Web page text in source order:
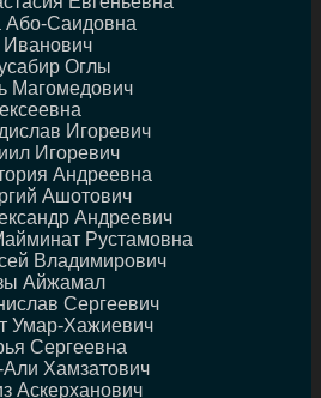
Або-Саидовна
Оглы
Магомедович
Игоревич
Игоревич
Андреевна
Ашотович
Андреевич
Рустамовна
Владимирович
Айжамал
Сергеевич
Умар-Хажиевич
Сергеевна
Хамзатович
Аскерханович